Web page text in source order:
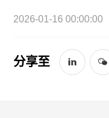
2026-01-16 00:00:00
分享至